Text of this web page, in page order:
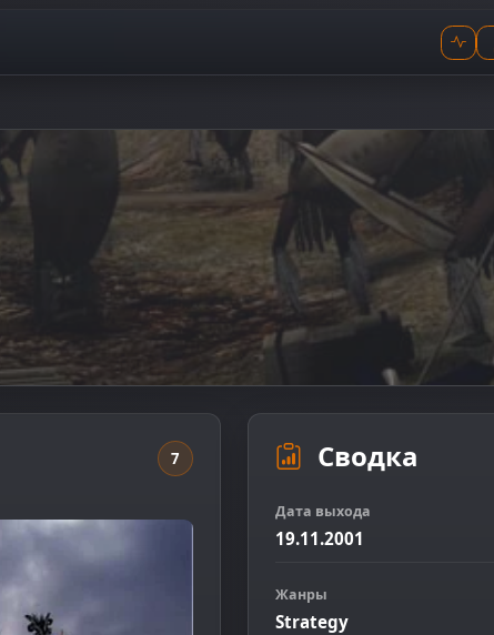
7 Сводка
Дата выхода
19.11.2001
Жанры
Strategy